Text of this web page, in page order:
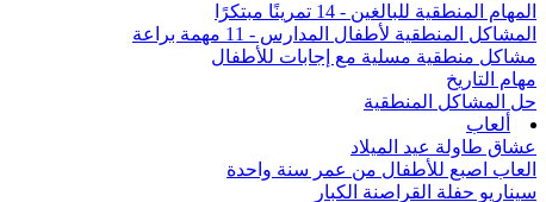
المهام المنطقية للبالغين - 14 تمرينًا مبتكرًا
المشاكل المنطقية لأطفال المدارس - 11 مهمة براعة
مشاكل منطقية مسلية مع إجابات للأطفال
مهام التاريخ
حل المشاكل المنطقية
ألعاب
عشاق طاولة عيد الميلاد
العاب اصبع للأطفال من عمر سنة واحدة
سيناريو حفلة القراصنة الكبار